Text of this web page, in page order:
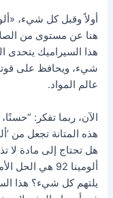
هنا عن مستوى من
هذا السيراميك يتحدى
شيء، ويحافظ على
عالم المواد.
الآن، ربما تفكر:
هل تحتاج إلى مادة لا
ألومينا 92
يلتهم كل شيء؟ هذا